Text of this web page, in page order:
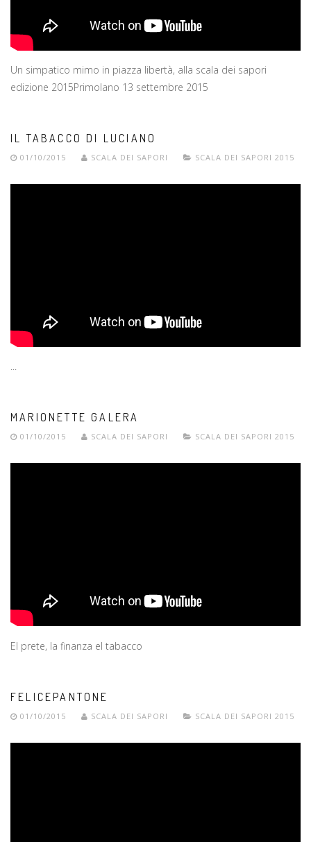
Un simpatico mimo in piazza libertà, alla scala dei sapori
edizione 2015Primolano 13 settembre 2015
IL TABACCO DI LUCIANO
01/10/2015 SCALA DEI SAPORI SCALA DEI SAPORI 2015
...
MARIONETTE GALERA
01/10/2015 SCALA DEI SAPORI SCALA DEI SAPORI 2015
El prete, la finanza el tabacco
FELICEPANTONE
01/10/2015 SCALA DEI SAPORI SCALA DEI SAPORI 2015